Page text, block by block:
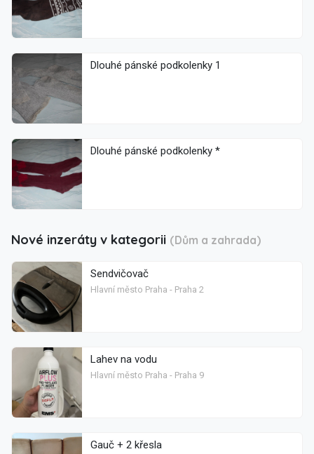
Dlouhé pánské podkolenky 1
Dlouhé pánské podkolenky *
Nové inzeráty v kategorii (Dům a zahrada)
Sendvičovač
Hlavní město Praha - Praha 2
Lahev na vodu
Hlavní město Praha - Praha 9
Gauč + 2 křesla